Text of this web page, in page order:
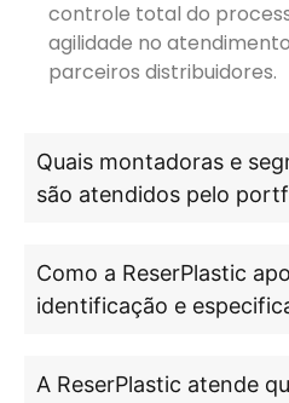
controle total do
agilidade no
parceiros distribuidores.
Quais montadoras e
são atendidos pelo
Como a ReserPlastic
identificação e
A ReserPlastic atende